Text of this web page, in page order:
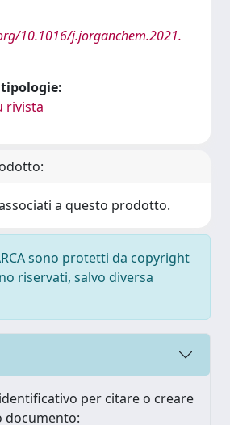
10.1016/j.jorganchem.2021.
rivista
a questo prodotto.
sono protetti da copyright
riservati, salvo diversa
per citare o creare
documento: